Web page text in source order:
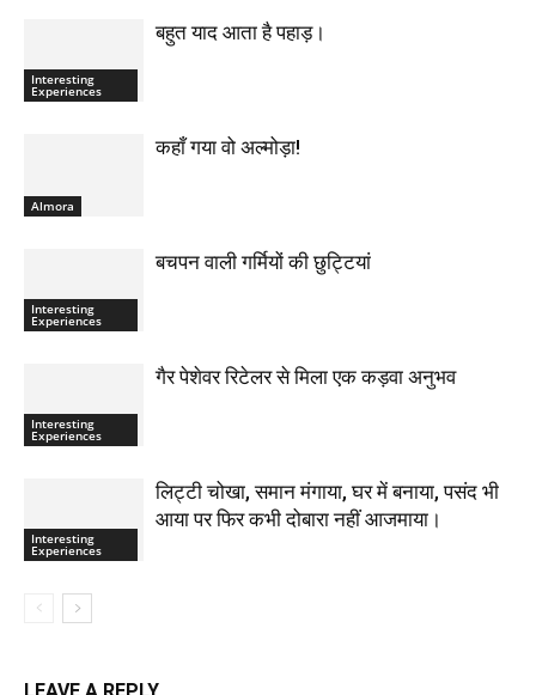
Interesting
Experiences
बहुत याद आता है पहाड़।
Almora
कहाँ गया वो अल्मोड़ा!
Interesting
Experiences
बचपन वाली गर्मियों की छुट्टियां
Interesting
Experiences
गैर पेशेवर रिटेलर से मिला एक कड़वा अनुभव
Interesting
Experiences
लिट्टी चोखा, समान मंगाया, घर में बनाया, पसंद भी
आया पर फिर कभी दोबारा नहीं आजमाया।